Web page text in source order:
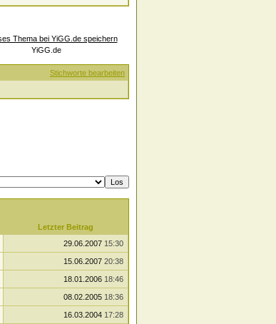
YiGG.de
Stichworte bearbeiten
Letzter Beitrag
29.06.2007 15:30
15.06.2007 20:38
18.01.2006 18:46
08.02.2005 18:36
16.03.2004 17:28